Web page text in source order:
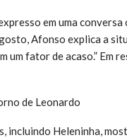
em uma
Afonso explica a
fator de acaso.” Em
de Leonardo
incluindo Heleninha,